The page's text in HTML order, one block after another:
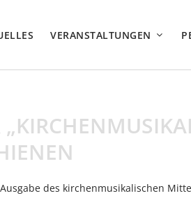
VERANSTALTUNGEN
des kirchenmusikalischen